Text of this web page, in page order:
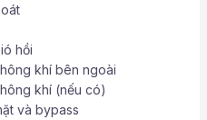
hồi
khí bên ngoài
khí (nếu có)
và bypass